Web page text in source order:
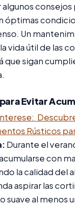
óptimas
Un
vida útil de las
que sigan
Evitar
Rústicos
Durante el
con
la calidad del
aspirar las
al menos